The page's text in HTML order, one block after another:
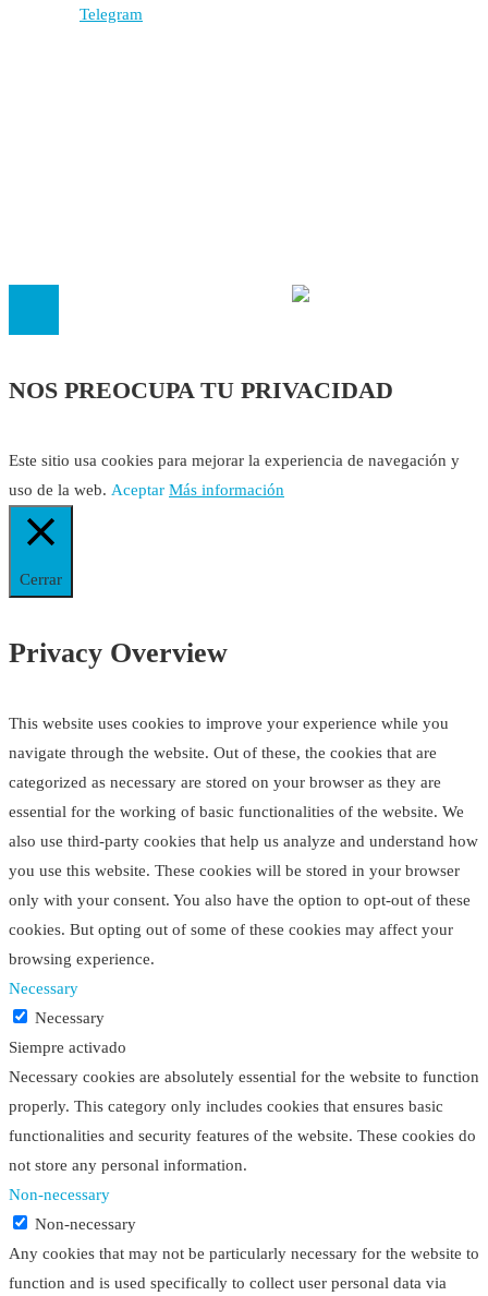
NOS PREOCUPA TU PRIVACIDAD
Este sitio usa cookies para mejorar la experiencia de navegación y
uso de la web. Aceptar Más información
Cerrar
Privacy Overview
This website uses cookies to improve your experience while you
navigate through the website. Out of these, the cookies that are
categorized as necessary are stored on your browser as they are
essential for the working of basic functionalities of the website. We
also use third-party cookies that help us analyze and understand how
you use this website. These cookies will be stored in your browser
only with your consent. You also have the option to opt-out of these
cookies. But opting out of some of these cookies may affect your
browsing experience.
Necessary
Necessary
Siempre activado
Necessary cookies are absolutely essential for the website to function
properly. This category only includes cookies that ensures basic
functionalities and security features of the website. These cookies do
not store any personal information.
Non-necessary
Non-necessary
Any cookies that may not be particularly necessary for the website to
function and is used specifically to collect user personal data via